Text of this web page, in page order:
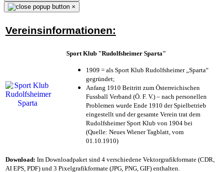
×
Vereinsinformationen:
Sport Klub "Rudolfsheimer Sparta"
1909 = als Sport Klub Rudolfsheimer „Sparta“
gegründet;
Anfang 1910 Beitritt zum Österreichischen
Fussball Verband (Ö. F. V.) – nach personellen
Problemen wurde Ende 1910 der Spielbetrieb
eingestellt und der gesamte Verein trat dem
Rudolfsheimer Sport Klub von 1904 bei
(Quelle: Neues Wiener Tagblatt, vom
01.10.1910)
Download: Im Downloadpaket sind 4 verschiedene Vektorgrafikformate (CDR,
AI EPS, PDF) und 3 Pixelgrafikformate (JPG, PNG, GIF) enthalten.